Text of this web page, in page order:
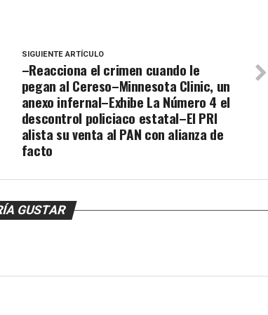
SIGUIENTE ARTÍCULO
–Reacciona el crimen cuando le
pegan al Cereso–Minnesota Clinic, un
anexo infernal–Exhibe La Número 4 el
descontrol policiaco estatal–El PRI
alista su venta al PAN con alianza de
facto
GUSTAR